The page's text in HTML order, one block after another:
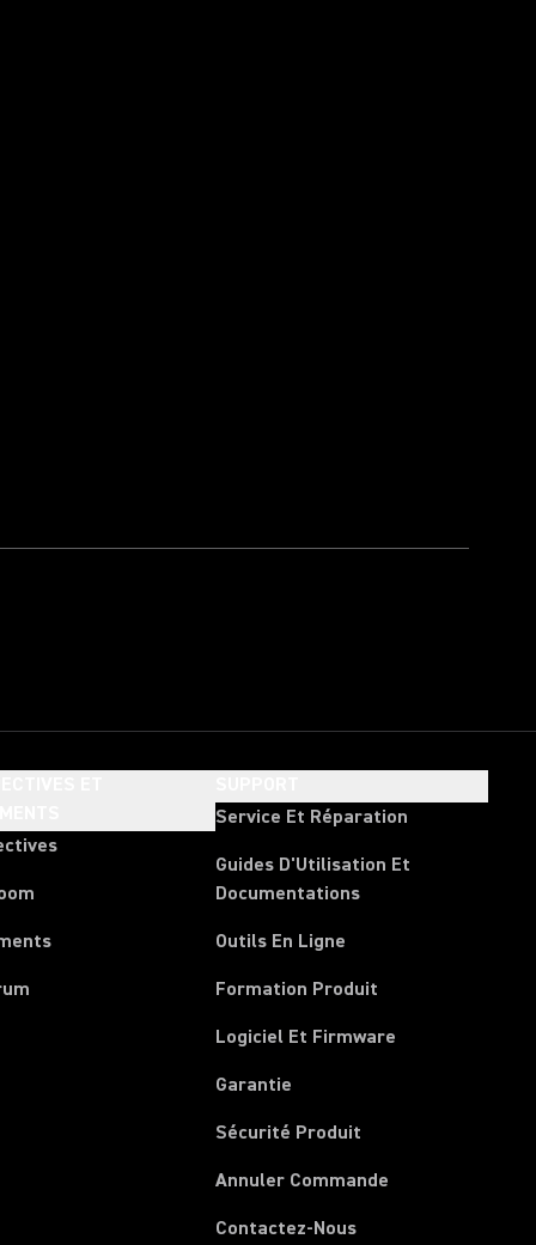
Service Et Réparation
Guides D'Utilisation Et
Documentations
Outils En Ligne
Formation Produit
Logiciel Et Firmware
Garantie
Sécurité Produit
Annuler Commande
Contactez-Nous